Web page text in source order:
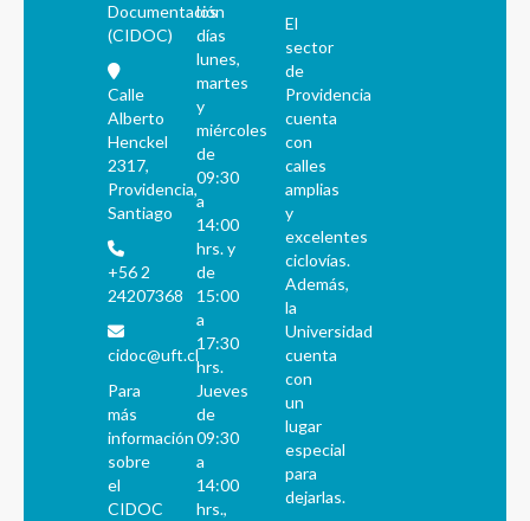
Documentación
(CIDOC)
Calle
Alberto
Henckel
2317,
Providencia,
Santiago
+56 2
24207368
cidoc@uft.cl
Para
más
información
sobre
el
CIDOC
los
días
lunes,
martes
y
miércoles
de
09:30
a
14:00
hrs. y
de
15:00
a
17:30
hrs.
Jueves
de
09:30
a
14:00
hrs.,
El
sector
de
Providencia
cuenta
con
calles
amplias
y
excelentes
ciclovías.
Además,
la
Universidad
cuenta
con
un
lugar
especial
para
dejarlas.